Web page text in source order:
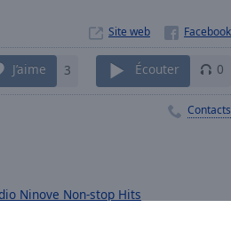
Site web
J’aime 3 Écouter 0
Contacts
Ninove Non-stop Hits